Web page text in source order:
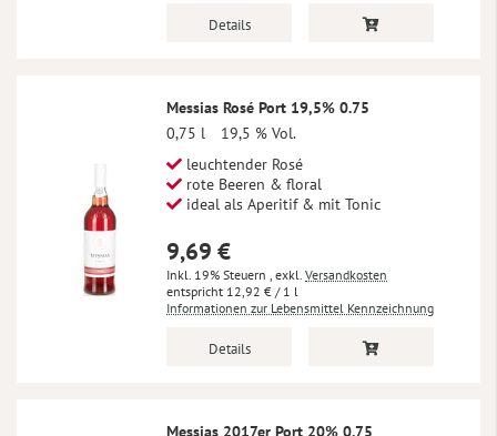
Details
Messias Rosé Port 19,5% 0.75
0,75 l
19,5 % Vol.
leuchtender Rosé
rote Beeren & floral
ideal als Aperitif & mit Tonic
9,69 €
Inkl. 19% Steuern , exkl. Versandkosten
12,92 € / 1 l
Informationen zur Lebensmittel Kennzeichnung
Details